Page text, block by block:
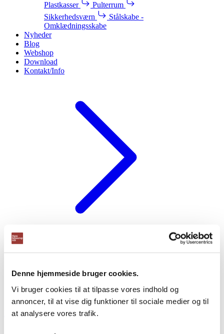
Denne hjemmeside bruger cookies.
Vi bruger cookies til at tilpasse vores indhold og
annoncer, til at vise dig funktioner til sociale medier og til
at analysere vores trafik.
Plastkasser
Pulterrum
Sikkerhedsværn
Stålskabe -
Omklædningsskabe
Nyheder
Blog
Webshop
Download
Kontakt/Info
Download brochurer
Testimonials
Tilfredshedsgaranti
Kontakt